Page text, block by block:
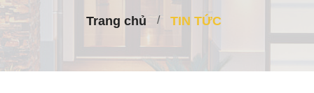
Trang chủ TIN TỨC